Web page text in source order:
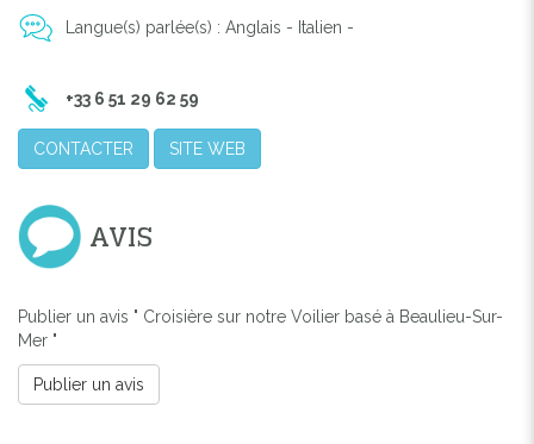
Previous
Langue(s) parlée(s) : Anglais - Italien -
+33 6 51 29 62 59
CONTACTER SITE WEB
AVIS
Publier un avis " Croisière sur notre Voilier basé à Beaulieu-Sur-
Mer "
Publier un avis